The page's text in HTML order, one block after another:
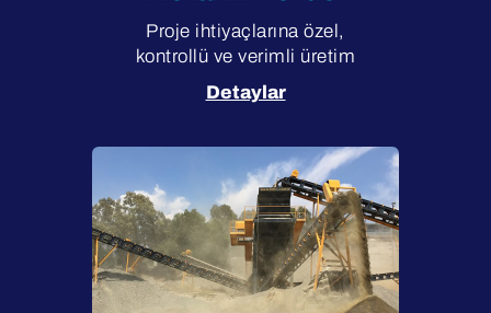
Proje ihtiyaçlarına özel,
kontrollü ve verimli üretim
Detaylar